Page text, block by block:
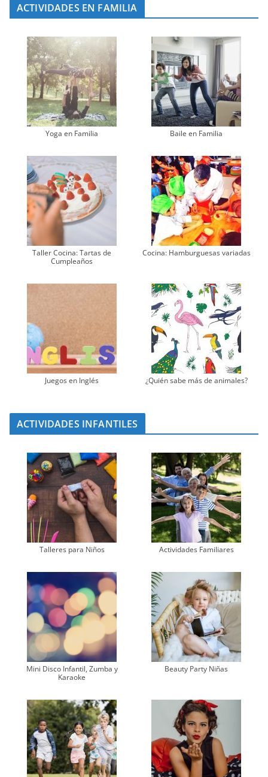
ACTIVIDADES EN FAMILIA
Yoga en Familia Baile en Familia
Taller Cocina: Tartas de
Cumpleaños
Cocina: Hamburguesas variadas
Juegos en Inglés ¿Quién sabe más de animales?
ACTIVIDADES INFANTILES
Talleres para Niños Actividades Familiares
Mini Disco Infantil, Zumba y
Karaoke
Beauty Party Niñas